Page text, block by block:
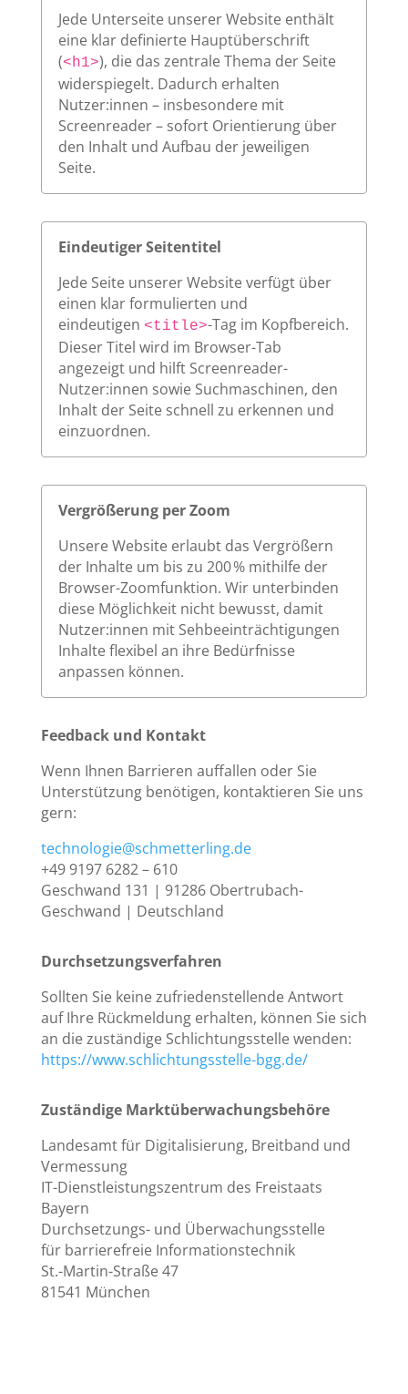
Jede Unterseite unserer Website enthält
eine klar definierte Hauptüberschrift
(<h1>), die das zentrale Thema der Seite
widerspiegelt. Dadurch erhalten
Nutzer:innen – insbesondere mit
Screenreader – sofort Orientierung über
den Inhalt und Aufbau der jeweiligen
Seite.
Eindeutiger Seitentitel
Jede Seite unserer Website verfügt über
einen klar formulierten und
eindeutigen <title>-Tag im Kopfbereich.
Dieser Titel wird im Browser-Tab
angezeigt und hilft Screenreader-
Nutzer:innen sowie Suchmaschinen, den
Inhalt der Seite schnell zu erkennen und
einzuordnen.
Vergrößerung per Zoom
Unsere Website erlaubt das Vergrößern
der Inhalte um bis zu 200 % mithilfe der
Browser-Zoomfunktion. Wir unterbinden
diese Möglichkeit nicht bewusst, damit
Nutzer:innen mit Sehbeeinträchtigungen
Inhalte flexibel an ihre Bedürfnisse
anpassen können.
Feedback und Kontakt
Wenn Ihnen Barrieren auffallen oder Sie
Unterstützung benötigen, kontaktieren Sie uns
gern:
technologie@schmetterling.de
+49 9197 6282 – 610
Geschwand 131 | 91286 Obertrubach-
Geschwand | Deutschland
Durchsetzungsverfahren
Sollten Sie keine zufriedenstellende Antwort
auf Ihre Rückmeldung erhalten, können Sie sich
an die zuständige Schlichtungsstelle wenden:
https://www.schlichtungsstelle-bgg.de/
Zuständige Marktüberwachungsbehöre
Landesamt für Digitalisierung, Breitband und
Vermessung
IT-Dienstleistungszentrum des Freistaats
Bayern
Durchsetzungs- und Überwachungsstelle
für barrierefreie Informationstechnik
St.-Martin-Straße 47
81541 München